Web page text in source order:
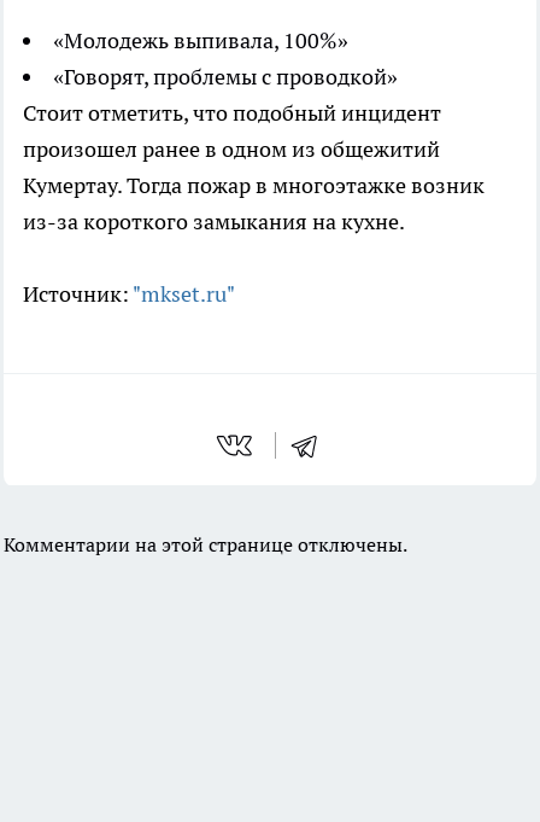
«Молодежь выпивала, 100%»
«Говорят, проблемы с проводкой»
Стоит отметить, что подобный инцидент
произошел ранее в одном из общежитий
Кумертау. Тогда пожар в многоэтажке возник
из-за короткого замыкания на кухне.
Источник: "mkset.ru"
Комментарии на этой странице отключены.